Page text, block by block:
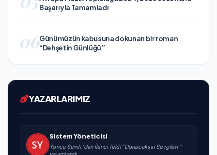
Başarıyla Tamamladı
06Günümüzün kabusuna dokunan bir roman
“Dehşetin Günlüğü”
YAZARLARIMIZ
Sistem Yöneticisi
Yonca Samlı ‘dan İkinci Tekli “Donacaksın Sevgilim “